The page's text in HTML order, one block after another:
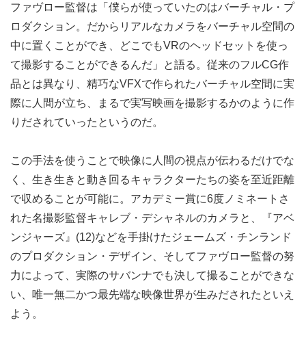
ファヴロー監督は「僕らが使っていたのはバーチャル・プ
ロダクション。だからリアルなカメラをバーチャル空間の
中に置くことができ、どこでもVRのヘッドセットを使っ
て撮影することができるんだ」と語る。従来のフルCG作
品とは異なり、精巧なVFXで作られたバーチャル空間に実
際に人間が立ち、まるで実写映画を撮影するかのように作
りだされていったというのだ。
この手法を使うことで映像に人間の視点が伝わるだけでな
く、生き生きと動き回るキャラクターたちの姿を至近距離
で収めることが可能に。アカデミー賞に6度ノミネートさ
れた名撮影監督キャレブ・デシャネルのカメラと、『アベ
ンジャーズ』(12)などを手掛けたジェームズ・チンランド
のプロダクション・デザイン、そしてファヴロー監督の努
力によって、実際のサバンナでも決して撮ることができな
い、唯一無二かつ最先端な映像世界が生みだされたといえ
よう。